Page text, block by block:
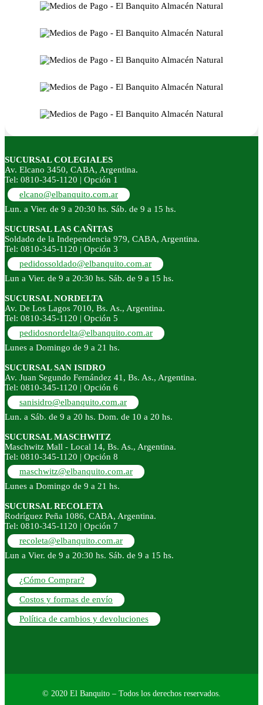
SUCURSAL COLEGIALES
Av. Elcano 3450, CABA, Argentina.
Tel: 0810-345-1120 | Opción 1
elcano@elbanquito.com.ar
Lun. a Vier. de 9 a 20:30 hs. Sáb. de 9 a 15 hs.
SUCURSAL LAS CAÑITAS
Soldado de la Independencia 979, CABA, Argentina.
Tel: 0810-345-1120 | Opción 3
pedidossoldado@elbanquito.com.ar
Lun a Vier. de 9 a 20:30 hs. Sáb. de 9 a 15 hs.
SUCURSAL NORDELTA
Av. De Los Lagos 7010, Bs. As., Argentina.
Tel: 0810-345-1120 | Opción 5
pedidosnordelta@elbanquito.com.ar
Lunes a Domingo de 9 a 21 hs.
SUCURSAL SAN ISIDRO
Av. Juan Segundo Fernández 41, Bs. As., Argentina.
Tel: 0810-345-1120 | Opción 6
sanisidro@elbanquito.com.ar
Lun. a Sáb. de 9 a 20 hs. Dom. de 10 a 20 hs.
SUCURSAL MASCHWITZ
Maschwitz Mall - Local 14, Bs. As., Argentina.
Tel: 0810-345-1120 | Opción 8
maschwitz@elbanquito.com.ar
Lunes a Domingo de 9 a 21 hs.
SUCURSAL RECOLETA
Rodríguez Peña 1086, CABA, Argentina.
Tel: 0810-345-1120 | Opción 7
recoleta@elbanquito.com.ar
Lun a Vier. de 9 a 20:30 hs. Sáb. de 9 a 15 hs.
¿Cómo Comprar?
Costos y formas de envío
Política de cambios y devoluciones
© 2020 El Banquito – Todos los derechos reservados.